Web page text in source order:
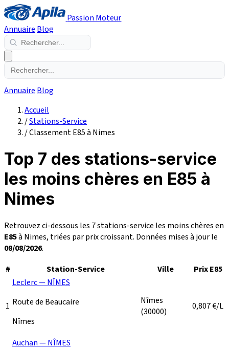
Passion Moteur
Annuaire Blog
Annuaire Blog
Accueil
/Stations-Service
/Classement E85 à Nimes
Top 7 des stations-service
les moins chères en E85 à
Nimes
Retrouvez ci-dessous les 7 stations-service les moins chères en
E85à Nimes, triées par prix croissant. Données mises à jour le
08/08/2026.
#
Station-Service Ville Prix E85
1
Leclerc — NÎMES
Route de Beaucaire
Nîmes
Nîmes
(30000)
0,807€/L
Auchan — NÎMES